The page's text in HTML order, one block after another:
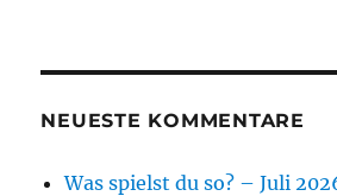
NEUESTE KOMMENTARE
Was spielst du so? – Juli